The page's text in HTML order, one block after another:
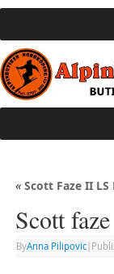
«Scott Faze II LS
Scott
ByAnna Pilipovic|